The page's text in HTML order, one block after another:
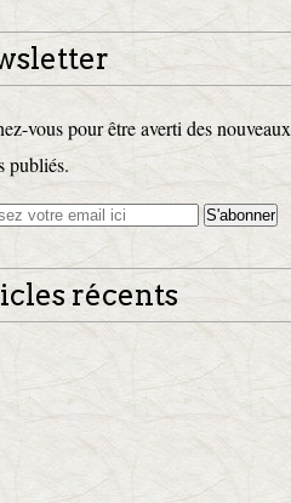
vous pour être averti des nouveaux
publiés.
récents